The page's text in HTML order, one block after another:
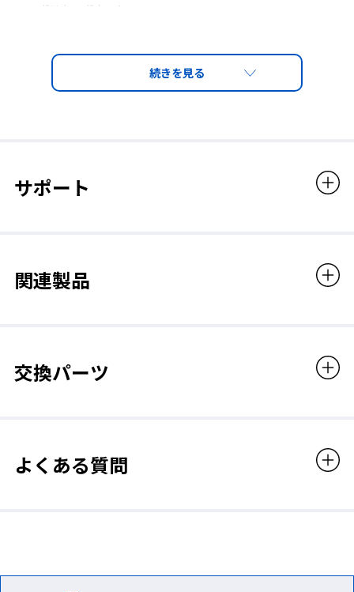
❶ガスケット
ポリカーボネート
レンズ
PET（両面ハードコート）
クリア
ス、YS-390・395用 ノーズパッド(※)
(※)付属品のYS-390・395用-ノーズパッドは当社オンラ
※レンズは処方箋データをご確認後の製作になります。
サポート
関連製品
交換パーツ
よくある質問